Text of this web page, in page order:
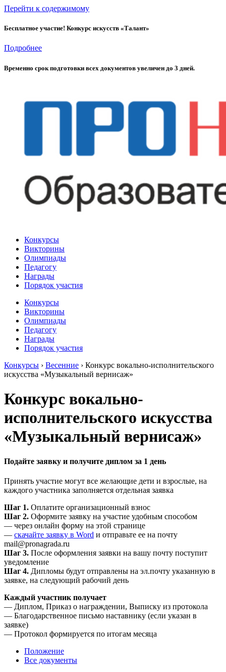
Перейти к содержимому
Бесплатное участие! Конкурс искусств «Талант»
Подробнее
Временно cрок подготовки всех документов увеличен до 3 дней.
Конкурсы
Викторины
Олимпиады
Педагогу
Награды
Порядок участия
Конкурсы
Викторины
Олимпиады
Педагогу
Награды
Порядок участия
Конкурсы › Весенние › Конкурс вокально-исполнительского
искусства «Музыкальный вернисаж»
Конкурс вокально-
исполнительского искусства
«Музыкальный вернисаж»
Подайте заявку и получите диплом за 1 день
Принять участие могут все желающие дети и взрослые, на
каждого участника заполняется отдельная заявка
Шаг 1. Оплатите организационный взнос
Шаг 2. Оформите заявку на участие удобным способом
— через онлайн форму на этой странице
— скачайте заявку в Word и отправьте ее на почту
mail@pronagrada.ru
Шаг 3. После оформления заявки на вашу почту поступит
уведомление
Шаг 4. Дипломы будут отправлены на эл.почту указанную в
заявке, на следующий рабочий день
Каждый участник получает
— Диплом, Приказ о награждении, Выписку из протокола
— Благодарственное письмо наставнику (если указан в
заявке)
— Протокол формируется по итогам месяца
Положение
Все документы